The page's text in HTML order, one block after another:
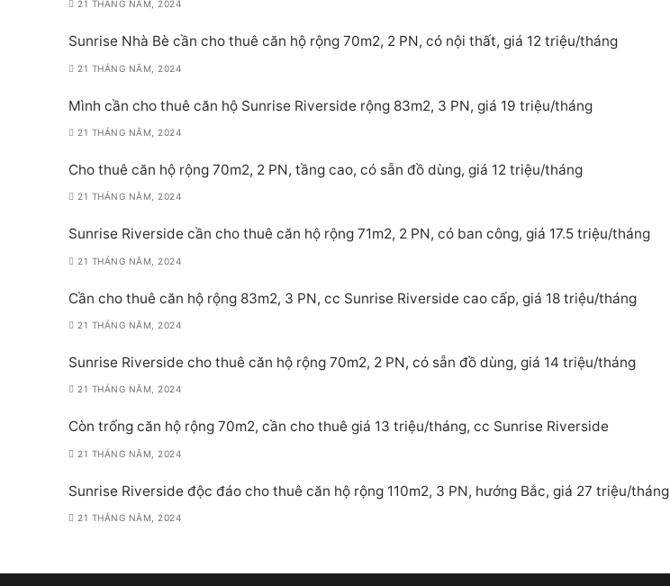
21 THÁNG NĂM, 2024
Sunrise Nhà Bè cần cho thuê căn hộ rộng 70m2, 2 PN, có nội thất, giá 12 triệu/tháng
21 THÁNG NĂM, 2024
Mình cần cho thuê căn hộ Sunrise Riverside rộng 83m2, 3 PN, giá 19 triệu/tháng
21 THÁNG NĂM, 2024
Cho thuê căn hộ rộng 70m2, 2 PN, tầng cao, có sẵn đồ dùng, giá 12 triệu/tháng
21 THÁNG NĂM, 2024
Sunrise Riverside cần cho thuê căn hộ rộng 71m2, 2 PN, có ban công, giá 17.5 triệu/tháng
21 THÁNG NĂM, 2024
Cần cho thuê căn hộ rộng 83m2, 3 PN, cc Sunrise Riverside cao cấp, giá 18 triệu/tháng
21 THÁNG NĂM, 2024
Sunrise Riverside cho thuê căn hộ rộng 70m2, 2 PN, có sẵn đồ dùng, giá 14 triệu/tháng
21 THÁNG NĂM, 2024
Còn trống căn hộ rộng 70m2, cần cho thuê giá 13 triệu/tháng, cc Sunrise Riverside
21 THÁNG NĂM, 2024
Sunrise Riverside độc đáo cho thuê căn hộ rộng 110m2, 3 PN, hướng Bắc, giá 27 triệu/tháng
21 THÁNG NĂM, 2024